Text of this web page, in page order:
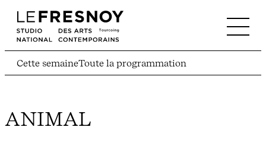
Cette semaineToute la programmation
ANIMAL